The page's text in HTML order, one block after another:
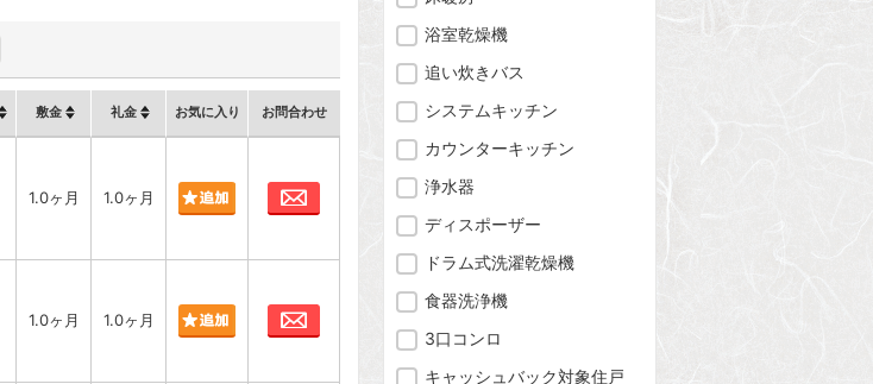
敷金 礼金 お気に入り お問合わせ
1.0ヶ月 1.0ヶ月
1.0ヶ月 1.0ヶ月 お問合わせ
浴室乾燥機
追い炊きバス
システムキッチン
カウンターキッチン
浄水器
ディスポーザー
ドラム式洗濯乾燥機
食器洗浄機
3口コンロ
キャッシュバック対象住戸